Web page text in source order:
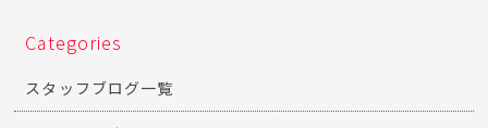
Categories
スタッフブログ一覧